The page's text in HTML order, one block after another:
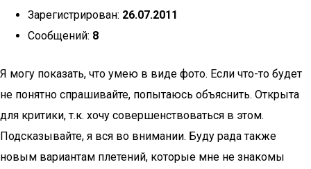
Зарегистрирован: 26.07.2011
Сообщений: 8
Я могу показать, что умею в виде фото. Если что-то будет
не понятно спрашивайте, попытаюсь объяснить. Открыта
для критики, т.к. хочу совершенствоваться в этом.
Подсказывайте, я вся во внимании. Буду рада также
новым вариантам плетений, которые мне не знакомы